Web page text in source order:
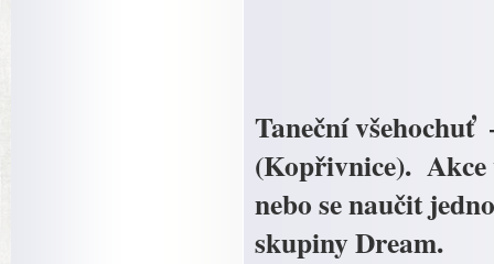
Taneční
(Kopřivnice). Akce
nebo se naučit
skupiny Dream.